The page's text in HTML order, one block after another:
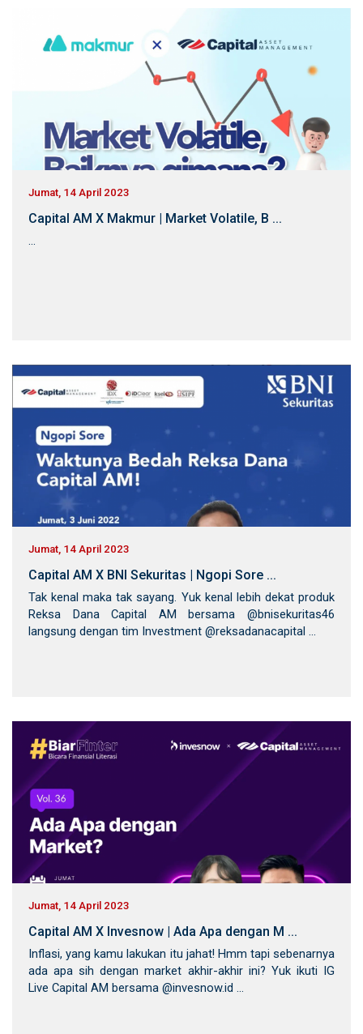
Jumat, 14 April 2023
Capital AM X Makmur | Market Volatile, B ...
...
Jumat, 14 April 2023
Capital AM X BNI Sekuritas | Ngopi Sore ...
Tak kenal maka tak sayang. Yuk kenal lebih dekat produk
Reksa Dana Capital AM bersama @bnisekuritas46
langsung dengan tim Investment @reksadanacapital ...
Jumat, 14 April 2023
Capital AM X Invesnow | Ada Apa dengan M ...
Inflasi, yang kamu lakukan itu jahat! Hmm tapi sebenarnya
ada apa sih dengan market akhir-akhir ini? Yuk ikuti IG
Live Capital AM bersama @invesnow.id ...